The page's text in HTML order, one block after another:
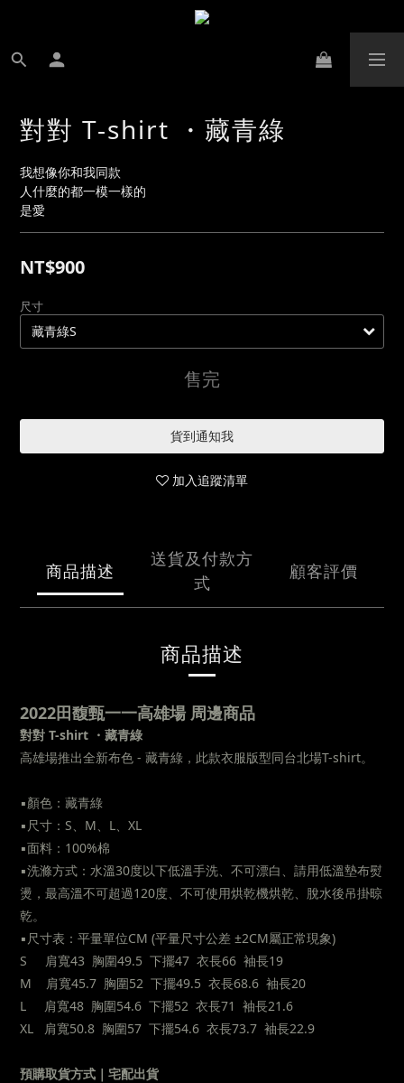
對對 T-shirt ・藏青綠
我想像你和我同款
人什麼的都一模一樣的
是愛
NT$900
尺寸
售完
貨到通知我
加入追蹤清單
商品描述
送貨及付款方
式
顧客評價
商品描述
2022田馥甄一一高雄場 周邊商品
對對 T-shirt ・藏青綠
高雄場推出全新布色 - 藏青綠，此款衣服版型同台北場T-shirt。
▪︎顏色：藏青綠
▪︎ 尺寸：S、M、L、XL
▪︎面料：100%棉
▪︎洗滌方式：水溫30度以下低溫手洗、不可漂白、請用低溫墊布熨
燙，最高溫不可超過120度、不可使用烘乾機烘乾、脫水後吊掛晾
乾。
▪︎ 尺寸表：平量單位CM (平量尺寸公差 ±2CM屬正常現象)
S 肩寬43 胸圍49.5 下擺47 衣長66 袖長19
M 肩寬45.7 胸圍52 下擺49.5 衣長68.6 袖長20
L 肩寬48 胸圍54.6 下擺52 衣長71 袖長21.6
XL 肩寬50.8 胸圍57 下擺54.6 衣長73.7 袖長22.9
預購取貨方式｜宅配出貨